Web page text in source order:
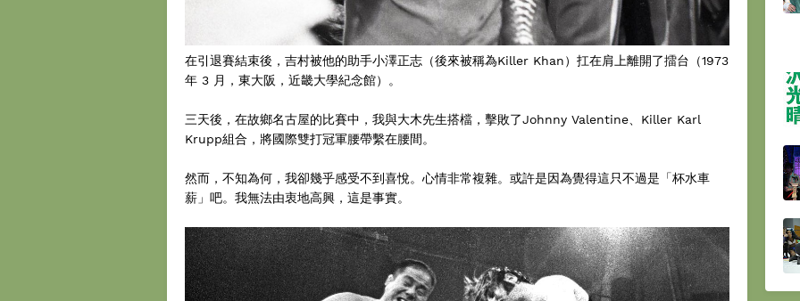
在引退賽結束後，吉村被他的助手小澤正志（後來被稱為Killer Khan）扛在肩上離開了擂台（1973
年 3 月，東大阪，近畿大學紀念館）。
三天後，在故鄉名古屋的比賽中，我與大木先生搭檔，擊敗了Johnny Valentine、Killer Karl
Krupp組合，將國際雙打冠軍腰帶繫在腰間。
然而，不知為何，我卻幾乎感受不到喜悅。心情非常複雜。或許是因為覺得這只不過是「杯水車
薪」吧。我無法由衷地高興，這是事實。